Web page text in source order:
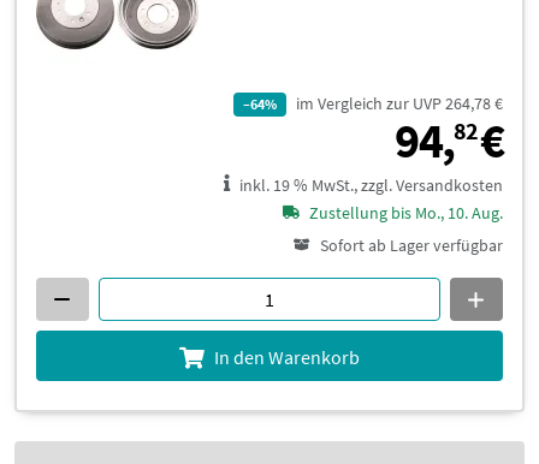
–64% im Vergleich zur UVP 264,78 €
94,82€
inkl. 19 % MwSt., zzgl. Versandkosten
Zustellung bis Mo., 10. Aug.
Sofort ab Lager verfügbar
In den Warenkorb